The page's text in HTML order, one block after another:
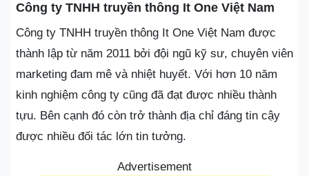
Công ty TNHH truyền thông It One Việt Nam
Công ty TNHH truyền thông It One Việt Nam được
thành lập từ năm 2011 bởi đội ngũ kỹ sư, chuyên viên
marketing đam mê và nhiệt huyết. Với hơn 10 năm
kinh nghiệm công ty cũng đã đạt được nhiều thành
tựu. Bên cạnh đó còn trở thành địa chỉ đáng tin cậy
được nhiều đối tác lớn tin tưởng.
Advertisement